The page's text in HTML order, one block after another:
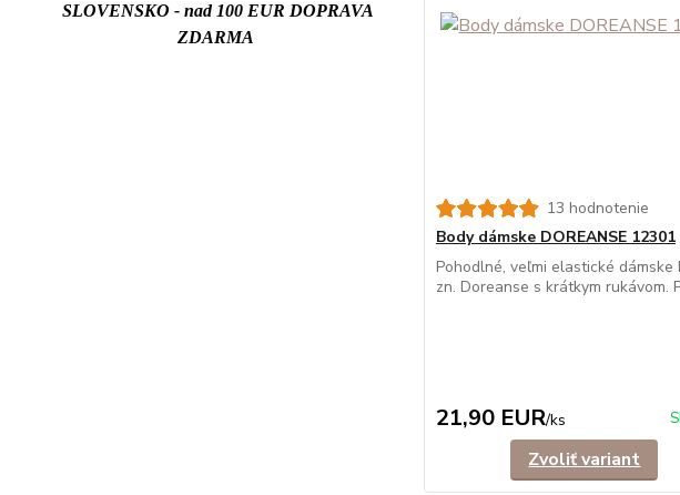
SLOVENSKO - nad 100 EUR DOPRAVA
ZDARMA
13 hodnotenie
Body dámske DOREANSE 12301
Pohodlné, veľmi elastické dámske
zn. Doreanse s krátkym rukávom.
21,90 EUR/ks
Zvoliť variant